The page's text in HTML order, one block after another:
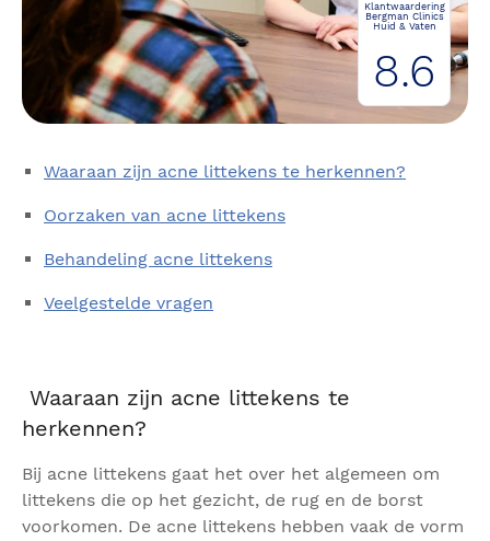
Klantwaardering
Bergman Clinics
Huid & Vaten
8.6
Waaraan zijn acne littekens te herkennen?
Oorzaken van acne littekens
Behandeling acne littekens
Veelgestelde vragen
Waaraan zijn acne littekens te
herkennen?
Bij acne littekens gaat het over het algemeen om
littekens die op het gezicht, de rug en de borst
voorkomen. De acne littekens hebben vaak de vorm